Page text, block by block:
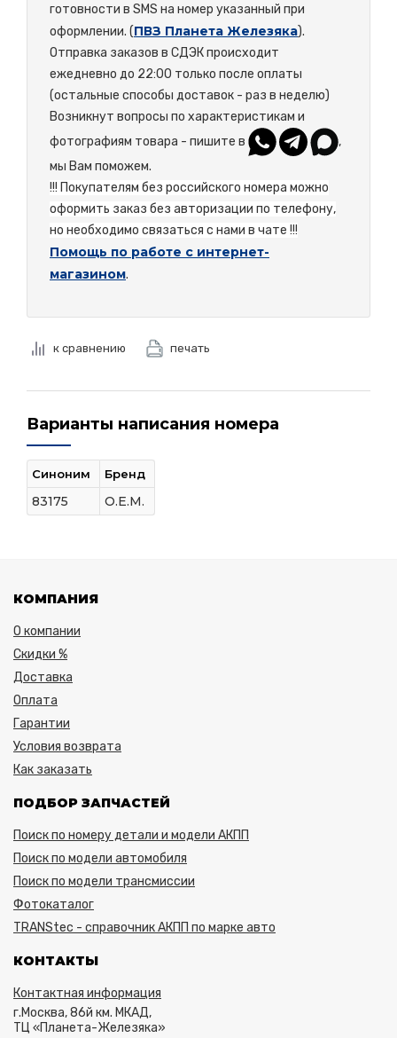
готовности в SMS на номер указанный при
оформлении. (ПВЗ Планета Железяка).
Отправка заказов в СДЭК происходит
ежедневно до 22:00 только после оплаты
(остальные способы доставок - раз в неделю)
Возникнут вопросы по характеристикам и
фотографиям товара - пишите в
,
мы Вам поможем.
!!! Покупателям без российского номера можно
оформить заказ без авторизации по телефону,
но необходимо связаться с нами в чате !!!
Помощь по работе с интернет-
магазином.
к сравнению печать
Варианты написания номера
Синоним Бренд
83175 O.E.M.
КОМПАНИЯ
О компании
Скидки %
Доставка
Оплата
Гарантии
Условия возврата
Как заказать
ПОДБОР ЗАПЧАСТЕЙ
Поиск по номеру детали и модели АКПП
Поиск по модели автомобиля
Поиск по модели трансмиссии
Фотокаталог
TRANStec - справочник АКПП по марке авто
КОНТАКТЫ
Контактная информация
г.Москва, 86й км. МКАД,
ТЦ «Планета-Железяка»